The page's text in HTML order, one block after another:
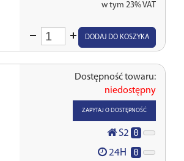
w tym 23% VAT
Wprowadź
ilość
DODAJ DO KOSZYKA
Dostępność towaru:
niedostępny
ZAPYTAJ O DOSTĘPNOŚĆ
S2 0
24H 0